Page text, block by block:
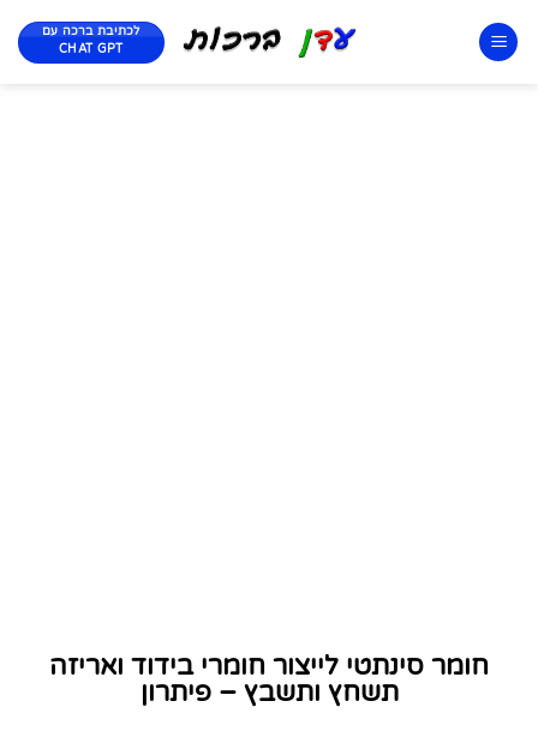
לכתיבת ברכה עם
CHAT GPT
חומר סינתטי לייצור חומרי בידוד ואריזה
תשחץ ותשבץ – פיתרון